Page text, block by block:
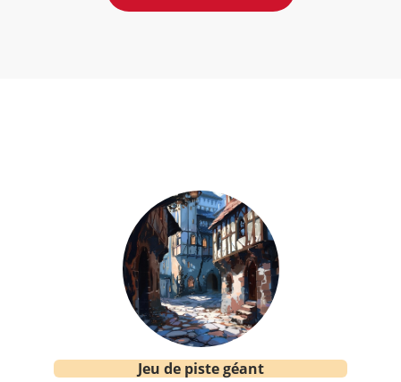
Jeu de piste géant